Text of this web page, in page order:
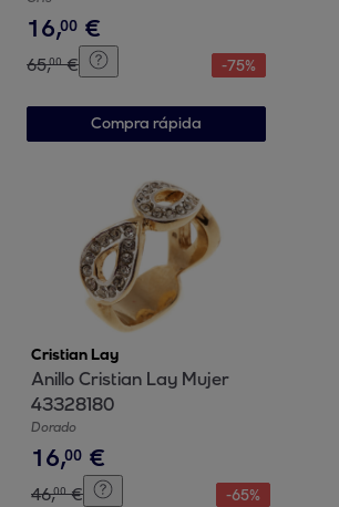
16,00 €
65,00 € -75%
Compra rápida
Cristian Lay
Anillo Cristian Lay Mujer
43328180
Dorado
16,00 €
46,00 € -65%